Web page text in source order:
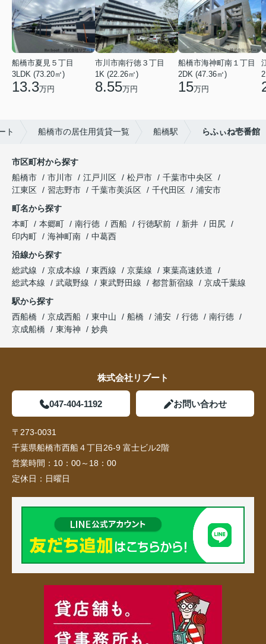
船橋市夏見５丁目
3LDK (73.20㎡)
13.3万円
市川市南行徳３丁目
1K (22.26㎡)
8.55万円
船橋市海神町南１丁目
2DK (47.36㎡)
15万円
ト 船橋市の居住用賃貸一覧 船橋駅 らふぃね壱番館
市区町村から探す
船橋市
市川市 江戸川区 松戸市
千葉市中央区
江東区
習志野市 千葉市美浜区 千代田区
浦安市
町名から探す
本町
本郷町 南行徳 西船 行徳駅前 新井
田尻
印内町
海神町南
中葛西
沿線から探す
総武線
京成本線 東西線 京葉線
東葉高速鉄道
総武本線
武蔵野線 東武野田線 都営新宿線
京成千葉線
駅から探す
西船橋
京成西船 東中山 船橋 浦安 行徳
南行徳
京成船橋
東海神 妙典
株式会社リブート
047-404-1192 お問い合わせ
〒273-0031
千葉県船橋市西船４丁目26-9 富士ビル2階
営業時間： 10：00～18：00
定休日： 日曜日